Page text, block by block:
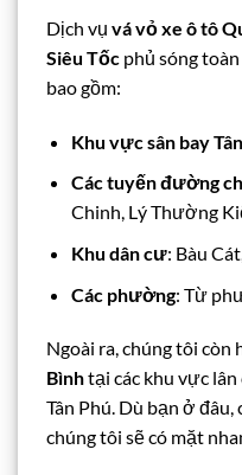
Dịch vụ vá vỏ xe ô tô
Siêu Tốc phủ sóng
bao gồm:
Khu vực sân bay
Các tuyến đường
Chinh, Lý Thường
Khu dân cư: Bàu
Các phường: Từ
Ngoài ra, chúng tôi còn
Bìnhtại các khu vực
Tân Phú. Dù bạn ở đâu,
chúng tôi sẽ có mặt